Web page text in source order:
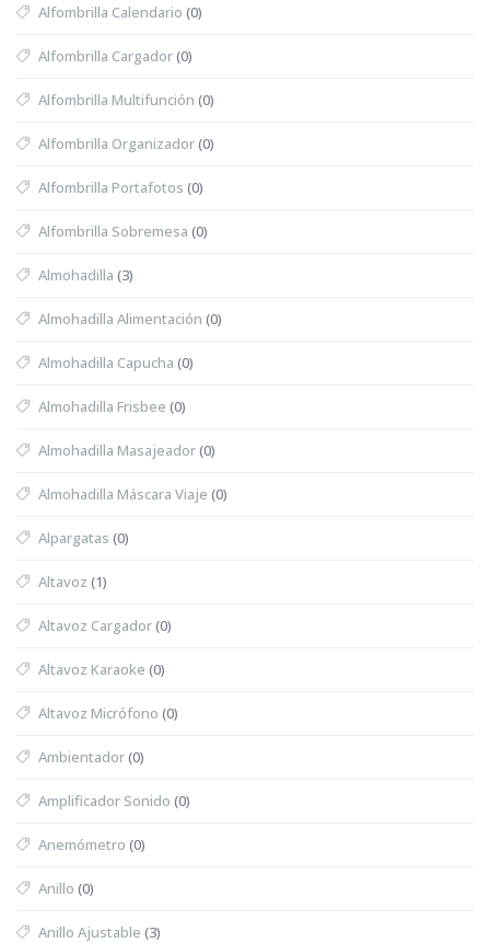
Alfombrilla Calendario (0)
Alfombrilla Cargador(0)
Alfombrilla Multifunción (0)
Alfombrilla Organizador(0)
Alfombrilla Portafotos (0)
Alfombrilla Sobremesa (0)
Almohadilla (3)
Almohadilla Alimentación (0)
Almohadilla Capucha (0)
Almohadilla Frisbee (0)
Almohadilla Masajeador(0)
Almohadilla Máscara Viaje (0)
Alpargatas (0)
Altavoz (1)
Altavoz Cargador(0)
Altavoz Karaoke (0)
Altavoz Micrófono (0)
Ambientador(0)
Amplificador Sonido (0)
Anemómetro (0)
Anillo (0)
Anillo Ajustable (3)